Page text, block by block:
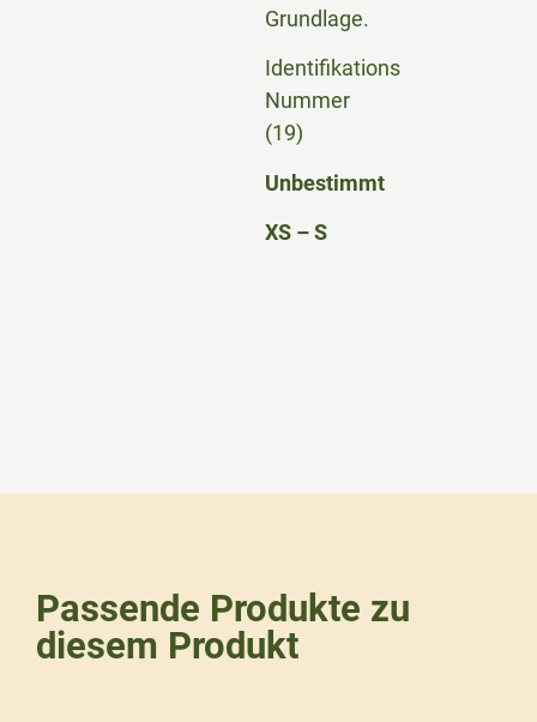
Grundlage.
Identifikations
Nummer
(19)
Unbestimmt
XS – S
Passende Produkte zu
diesem Produkt